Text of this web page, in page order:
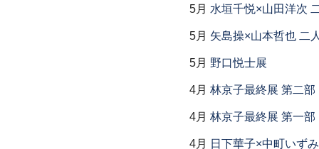
5月 水垣千悦×山田洋次
5月 矢島操×山本哲也 二
5月 野口悦士展
4月 林京子最終展 第二
4月 林京子最終展 第一
4月 日下華子×中町いず